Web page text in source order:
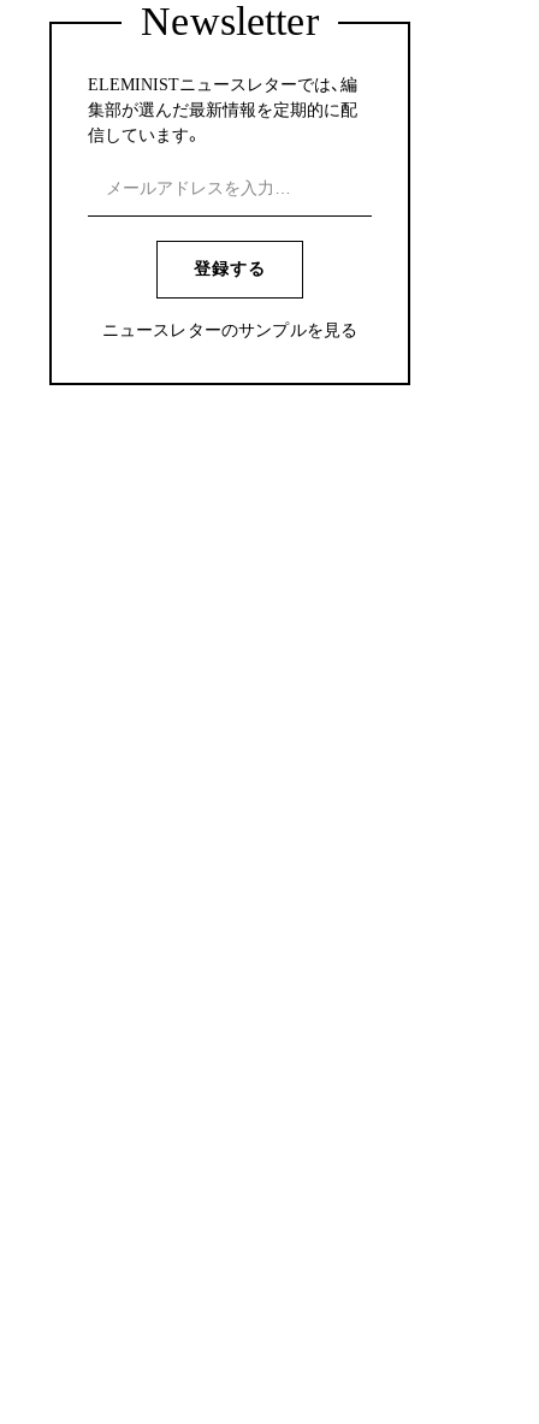
Newsletter
ELEMINISTニュースレターでは、編
集部が選んだ最新情報を定期的に配
信しています。
登録する
ニュースレターのサンプルを見る